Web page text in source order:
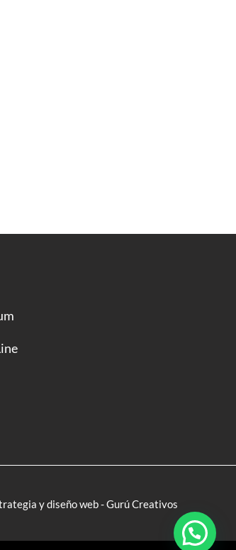
y diseño web - Gurú Creativos